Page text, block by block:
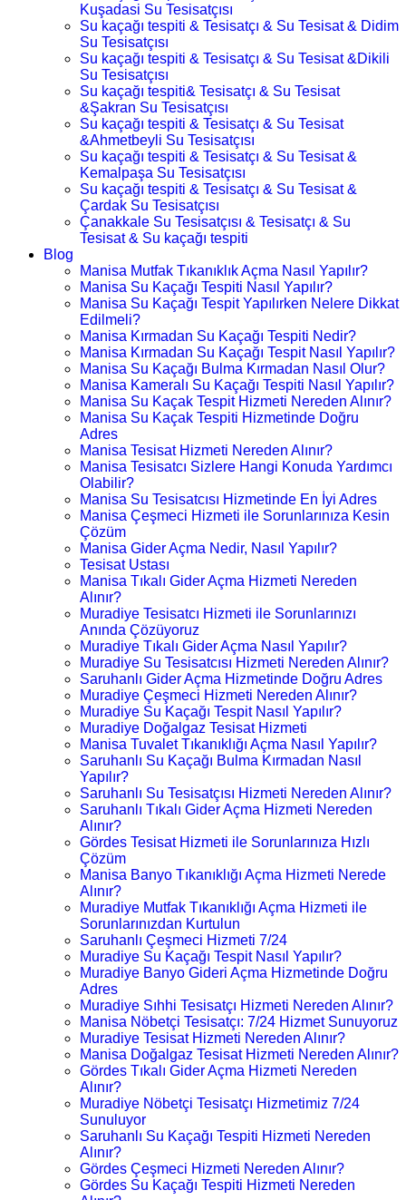
Kuşadasi Su Tesisatçısı
Su kaçağı tespiti & Tesisatçı & Su Tesisat & Didim
Su Tesisatçısı
Su kaçağı tespiti & Tesisatçı & Su Tesisat &Dikili
Su Tesisatçısı
Su kaçağı tespiti& Tesisatçı & Su Tesisat
&Şakran Su Tesisatçısı
Su kaçağı tespiti & Tesisatçı & Su Tesisat
&Ahmetbeyli Su Tesisatçısı
Su kaçağı tespiti & Tesisatçı & Su Tesisat &
Kemalpaşa Su Tesisatçısı
Su kaçağı tespiti & Tesisatçı & Su Tesisat &
Çardak Su Tesisatçısı
Çanakkale Su Tesisatçısı & Tesisatçı & Su
Tesisat & Su kaçağı tespiti
Blog
Manisa Mutfak Tıkanıklık Açma Nasıl Yapılır?
Manisa Su Kaçağı Tespiti Nasıl Yapılır?
Manisa Su Kaçağı Tespit Yapılırken Nelere Dikkat
Edilmeli?
Manisa Kırmadan Su Kaçağı Tespiti Nedir?
Manisa Kırmadan Su Kaçağı Tespit Nasıl Yapılır?
Manisa Su Kaçağı Bulma Kırmadan Nasıl Olur?
Manisa Kameralı Su Kaçağı Tespiti Nasıl Yapılır?
Manisa Su Kaçak Tespit Hizmeti Nereden Alınır?
Manisa Su Kaçak Tespiti Hizmetinde Doğru
Adres
Manisa Tesisat Hizmeti Nereden Alınır?
Manisa Tesisatcı Sizlere Hangi Konuda Yardımcı
Olabilir?
Manisa Su Tesisatcısı Hizmetinde En İyi Adres
Manisa Çeşmeci Hizmeti ile Sorunlarınıza Kesin
Çözüm
Manisa Gider Açma Nedir, Nasıl Yapılır?
Tesisat Ustası
Manisa Tıkalı Gider Açma Hizmeti Nereden
Alınır?
Muradiye Tesisatcı Hizmeti ile Sorunlarınızı
Anında Çözüyoruz
Muradiye Tıkalı Gider Açma Nasıl Yapılır?
Muradiye Su Tesisatcısı Hizmeti Nereden Alınır?
Saruhanlı Gider Açma Hizmetinde Doğru Adres
Muradiye Çeşmeci Hizmeti Nereden Alınır?
Muradiye Su Kaçağı Tespit Nasıl Yapılır?
Muradiye Doğalgaz Tesisat Hizmeti
Manisa Tuvalet Tıkanıklığı Açma Nasıl Yapılır?
Saruhanlı Su Kaçağı Bulma Kırmadan Nasıl
Yapılır?
Saruhanlı Su Tesisatçısı Hizmeti Nereden Alınır?
Saruhanlı Tıkalı Gider Açma Hizmeti Nereden
Alınır?
Gördes Tesisat Hizmeti ile Sorunlarınıza Hızlı
Çözüm
Manisa Banyo Tıkanıklığı Açma Hizmeti Nerede
Alınır?
Muradiye Mutfak Tıkanıklığı Açma Hizmeti ile
Sorunlarınızdan Kurtulun
Saruhanlı Çeşmeci Hizmeti 7/24
Muradiye Su Kaçağı Tespit Nasıl Yapılır?
Muradiye Banyo Gideri Açma Hizmetinde Doğru
Adres
Muradiye Sıhhi Tesisatçı Hizmeti Nereden Alınır?
Manisa Nöbetçi Tesisatçı: 7/24 Hizmet Sunuyoruz
Muradiye Tesisat Hizmeti Nereden Alınır?
Manisa Doğalgaz Tesisat Hizmeti Nereden Alınır?
Gördes Tıkalı Gider Açma Hizmeti Nereden
Alınır?
Muradiye Nöbetçi Tesisatçı Hizmetimiz 7/24
Sunuluyor
Saruhanlı Su Kaçağı Tespiti Hizmeti Nereden
Alınır?
Gördes Çeşmeci Hizmeti Nereden Alınır?
Gördes Su Kaçağı Tespiti Hizmeti Nereden